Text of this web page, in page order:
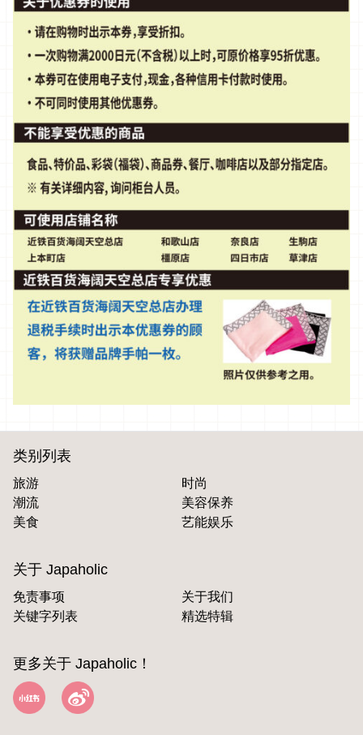
类别列表
旅游
时尚
潮流
美容保养
美食
艺能娱乐
关于 Japaholic
免责事项
关于我们
关键字列表
精选特辑
更多关于 Japaholic！